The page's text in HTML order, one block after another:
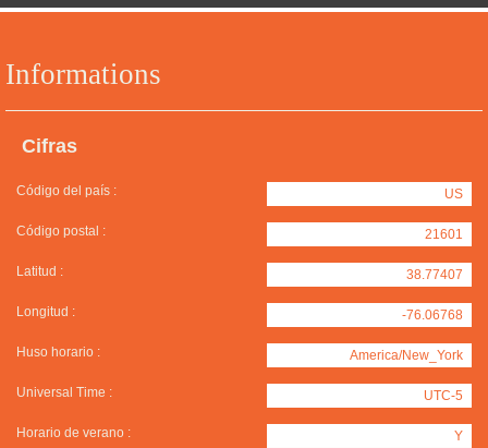
Informations
Cifras
Código del país : US
Código postal : 21601
Latitud : 38.77407
Longitud : -76.06768
Huso horario : America/New_York
Universal Time : UTC-5
Horario de verano : Y